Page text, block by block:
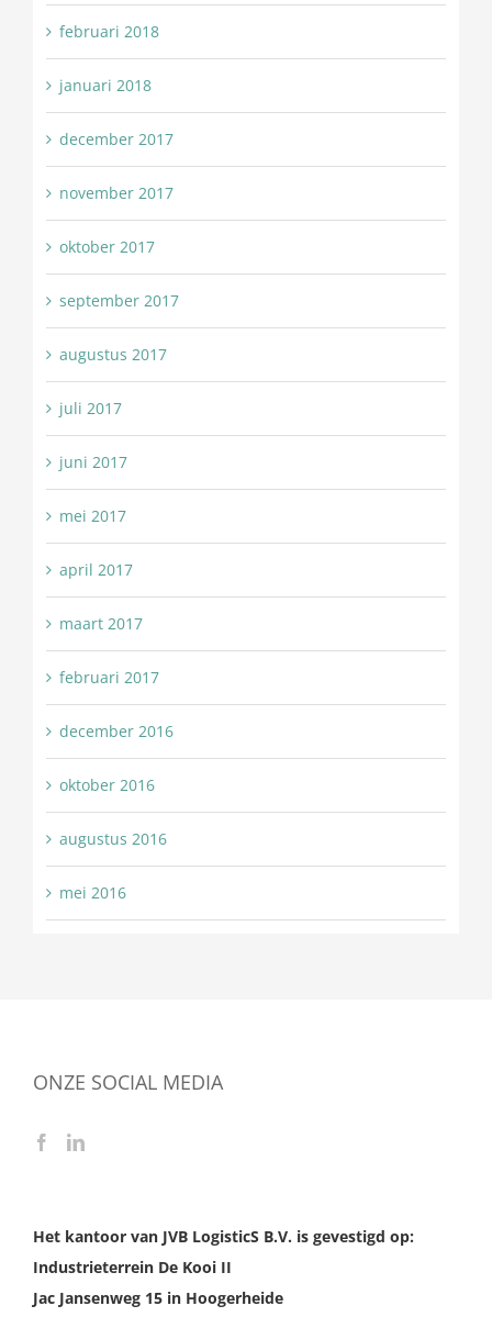
februari 2018
januari 2018
december 2017
november 2017
oktober 2017
september 2017
augustus 2017
juli 2017
juni 2017
mei 2017
april 2017
maart 2017
februari 2017
december 2016
oktober 2016
augustus 2016
mei 2016
ONZE SOCIAL MEDIA
Het kantoor van JVB LogisticS B.V. is gevestigd op:
Industrieterrein De Kooi II
Jac Jansenweg 15 in Hoogerheide